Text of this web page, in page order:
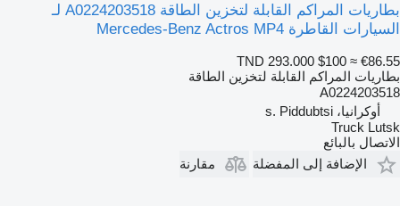
بطاريات المراكم القابلة لتخزين الطاقة A0224203518 لـ
السيارات القاطرة Mercedes-Benz Actros MP4
TND 293.000 $100 ≈ €86.55
بطاريات المراكم القابلة لتخزين الطاقة
A0224203518
أوكرانيا، s. Piddubtsi
Truck Lutsk
الاتصال بالبائع
الإضافة إلى المفضلة
مقارنة